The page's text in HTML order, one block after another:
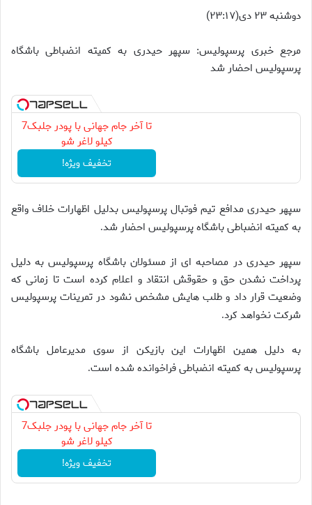
دوشنبه ۲۳ دی(۲۳:۱۷)
مرجع خبری پرسپولیس: سپهر حیدری به کمیته انضباطی باشگاه
پرسپولیس احضار شد
تا آخر جام جهانی با پودر جلبک7
کیلو لاغر شو
تخفیف ویژه!
سپهر حیدری مدافع تیم فوتبال پرسپولیس بدلیل اظهارات خلاف واقع
به کمیته انضباطی باشگاه پرسپولیس احضار شد.
سپهر حیدری در مصاحبه ای از مسئولان باشگاه پرسپولیس به دلیل
پرداخت نشدن حق و حقوقش انتقاد و اعلام کرده است تا زمانی که
وضعیت قرار داد و طلب هایش مشخص نشود در تمرینات پرسپولیس
شرکت نخواهد کرد.
به دلیل همین اظهارات این بازیکن از سوی مدیرعامل باشگاه
پرسپولیس به کمیته انضباطی فراخوانده شده است.
تا آخر جام جهانی با پودر جلبک7
کیلو لاغر شو
تخفیف ویژه!